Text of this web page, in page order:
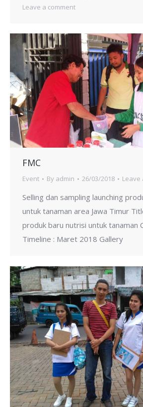
Leave a comment
FMC
Event By admin 26/03/2018 Leave
Selling dan sampling launching
untuk tanaman area Jawa Timur
produk baru nutrisi untuk tanaman
Timeline : Maret 2018 Gallery